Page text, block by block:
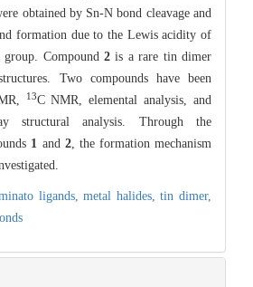
obtained by Sn-N bond cleavage and
formation due to the Lewis acidity of
group. Compound2 is a rare tin dimer
Two compounds have been
13C NMR, elemental analysis, and
structural analysis. Through the
1 and 2, the formation mechanism
ligands,metal halides,tin dimer,